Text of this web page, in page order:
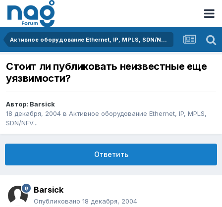
Активное оборудование Ethernet, IP, MPLS, SDN/NFV...
Стоит ли публиковать неизвестные еще
уязвимости?
Автор: Barsick
18 декабря, 2004 в Активное оборудование Ethernet, IP, MPLS,
SDN/NFV...
Ответить
Barsick
Опубликовано 18 декабря, 2004